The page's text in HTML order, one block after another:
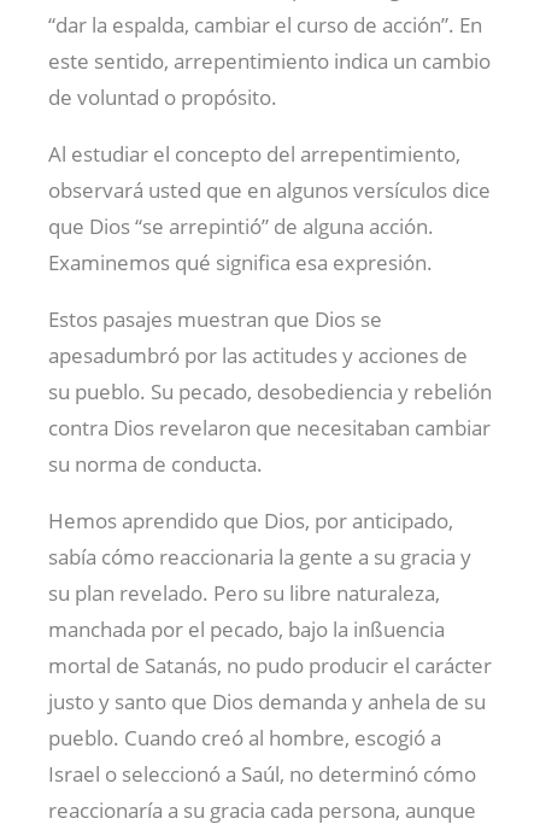
“dar la espalda, cambiar el curso de acción”. En
este sentido, arrepentimiento indica un cambio
de voluntad o propósito.
Al estudiar el concepto del arrepentimiento,
observará usted que en algunos versículos dice
que Dios “se arrepintió” de alguna acción.
Examinemos qué significa esa expresión.
Estos pasajes muestran que Dios se
apesadumbró por las actitudes y acciones de
su pueblo. Su pecado, desobediencia y rebelión
contra Dios revelaron que necesitaban cambiar
su norma de conducta.
Hemos aprendido que Dios, por anticipado,
sabía cómo reaccionaria la gente a su gracia y
su plan revelado. Pero su libre naturaleza,
manchada por el pecado, bajo la inßuencia
mortal de Satanás, no pudo producir el carácter
justo y santo que Dios demanda y anhela de su
pueblo. Cuando creó al hombre, escogió a
Israel o seleccionó a Saúl, no determinó cómo
reaccionaría a su gracia cada persona, aunque